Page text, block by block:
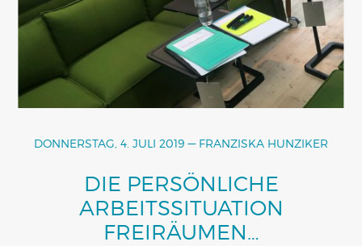
DONNERSTAG, 4. JULI 2019 FRANZISKA HUNZIKER
DIE PERSÖNLICHE
ARBEITSSITUATION
FREIRÄUMEN…